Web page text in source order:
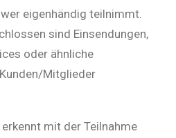
eigenhändig teilnimmt.
sind Einsendungen,
oder ähnliche
Mitglieder
mit der Teilnahme